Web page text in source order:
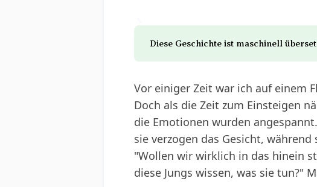
Diese Geschichte ist maschinell
Vor einiger Zeit war ich auf einem
Doch als die Zeit zum Einsteigen
die Emotionen wurden
sie verzogen das Gesicht,
"Wollen wir wirklich in das hinein
diese Jungs wissen, was sie tun?"